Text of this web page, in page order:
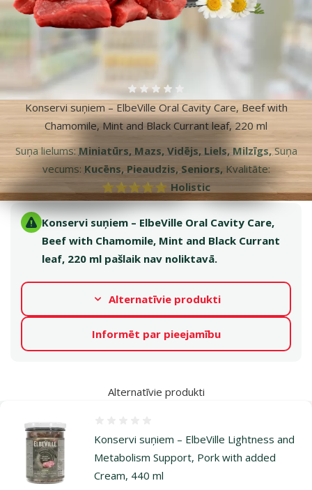
Konservi suņiem – ElbeVille Oral Cavity Care, Beef with
Chamomile, Mint and Black Currant leaf, 220 ml
Atsauksmes 0%
Suņa lielums:Miniatūrs, Mazs, Vidējs, Liels, Milzīgs, Suņa
vecums: Kucēns, Pieaudzis, Seniors, Kvalitāte:
⭐⭐⭐⭐⭐ Holistic
Konservi suņiem – ElbeVille Oral Cavity Care,
Beef with Chamomile, Mint and Black Currant
leaf, 220 ml pašlaik nav noliktavā.
Alternatīvie produkti
Informēt par pieejamību
Vairāk fotogrāfiju
Alternatīvie produkti
Konservi suņiem – ElbeVille Lightness and
Metabolism Support, Pork with added
Cream, 440 ml